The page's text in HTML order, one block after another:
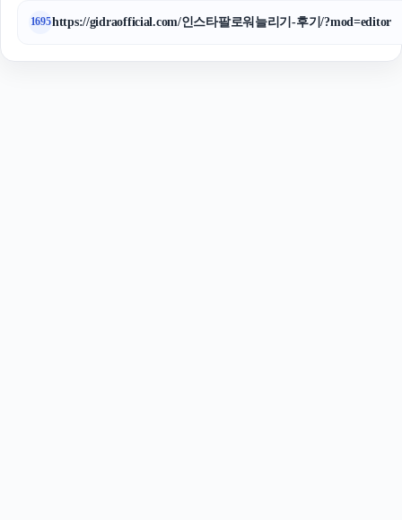
1695https://gidraofficial.com/인스타팔로워늘리기-후기/?mod=editor